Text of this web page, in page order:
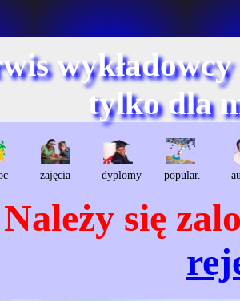
tylko dla
zajęcia dyplomy popular.
Należy się